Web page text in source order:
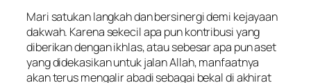
Mari satukan langkah dan bersinergi demi kejayaan
dakwah. Karena sekecil apa pun kontribusi yang
diberikan dengan ikhlas, atau sebesar apa pun aset
yang didekasikan untuk jalan Allah, manfaatnya
akan terus mengalir abadi sebagai bekal di akhirat